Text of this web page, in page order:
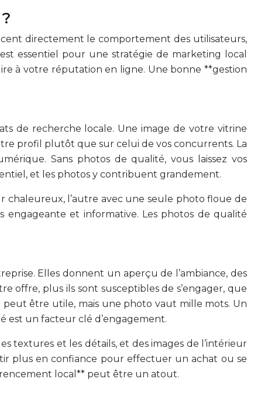
directement le comportement des utilisateurs,
essentiel pour une stratégie de marketing local
à votre réputation en ligne. Une bonne **gestion
de recherche locale. Une image de votre vitrine
profil plutôt que sur celui de vos concurrents. La
Sans photos de qualité, vous laissez vos
et les photos y contribuent grandement.
chaleureux, l’autre avec une seule photo floue de
et informative. Les photos de qualité
Elles donnent un aperçu de l’ambiance, des
offre, plus ils sont susceptibles de s’engager, que
être utile, mais une photo vaut mille mots. Un
est un facteur clé d’engagement.
textures et les détails, et des images de l’intérieur
plus en confiance pour effectuer un achat ou se
local** peut être un atout.